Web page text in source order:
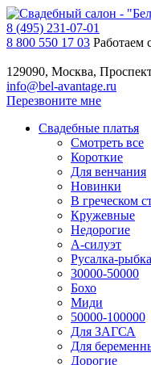
8 (495) 231-07-01
8 800 550 17 03 Работаем
129090, Москва,
info@bel-avantage.ru
Перезвоните мне
Свадебные платья
Смотреть все
Короткие
Для венчания
Новинки
В греческом
Кружевные
Недорогие
А-силуэт
Русалка-рыбка
30000-50000
Бохо
Миди
50000-100000
Для ЗАГСА
Для
Дорогие